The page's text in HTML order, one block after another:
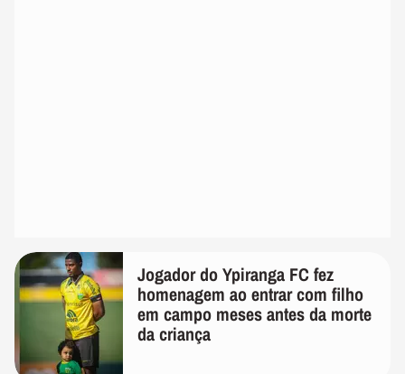
Jogador do Ypiranga FC fez
homenagem ao entrar com filho
em campo meses antes da morte
da criança